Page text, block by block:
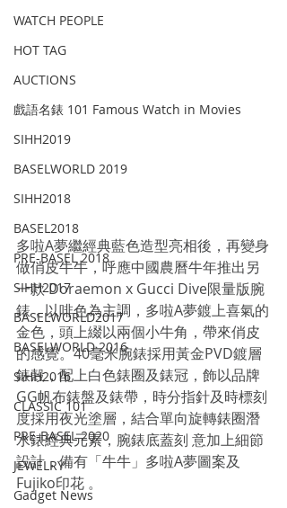
WATCH PEOPLE
HOT TAG
AUCTIONS
戲語名錶 101 Famous Watch in Movies
SIHH2019
BASELWORLD 2019
SIHH2018
BASEL2018
PRE-BASEL 2018
SIHH2017
BASELWORLD2017
BASELWORLD 2016
SIHH2016
CLASSIC 101
PRE-BASEL 2020
JEWELRY
Gadget News
多啦A夢繼經典藍色造型亮相後，再變身
做俏皮牛牛，呼應中國農曆牛年推出另
一款 Doraemon x Gucci Dive限量版腕
錶，以啡色為主調，多啦A夢鍍上喜氣的
金色，頭上綴以兩個小牛角，帶來俏皮
的感覺。40毫米腕錶採用黃金PVD鍍層
錶殼，配上白色錶圈及錶冠，飾以品牌
GG帆布錶盤及錶帶，時分指針及時標刻
度採用夜光塗層，結合單向旋轉錶圈潛
水錶經典元素，腕錶底蓋刻 意加上細節
設計，備有「牛牛」多啦A夢圖案及
Fujiko印花 。